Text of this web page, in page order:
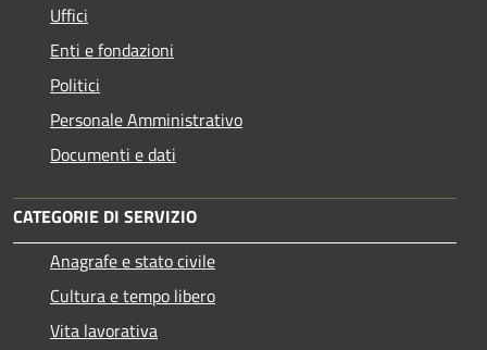
Uffici
Enti e fondazioni
Politici
Personale Amministrativo
Documenti e dati
CATEGORIE DI SERVIZIO
Anagrafe e stato civile
Cultura e tempo libero
Vita lavorativa